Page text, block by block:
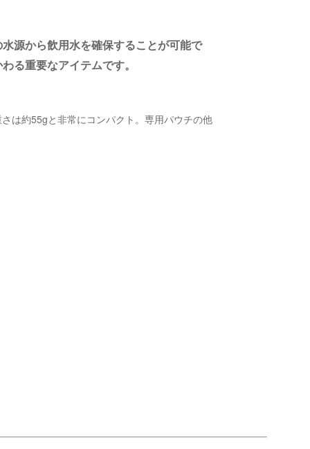
源から飲用水を確保することが可能で
る重要なアイテムです。
は約55gと非常にコンパクト。専用パウチの他